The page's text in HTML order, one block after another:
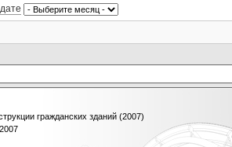
гражданских зданий (2007)